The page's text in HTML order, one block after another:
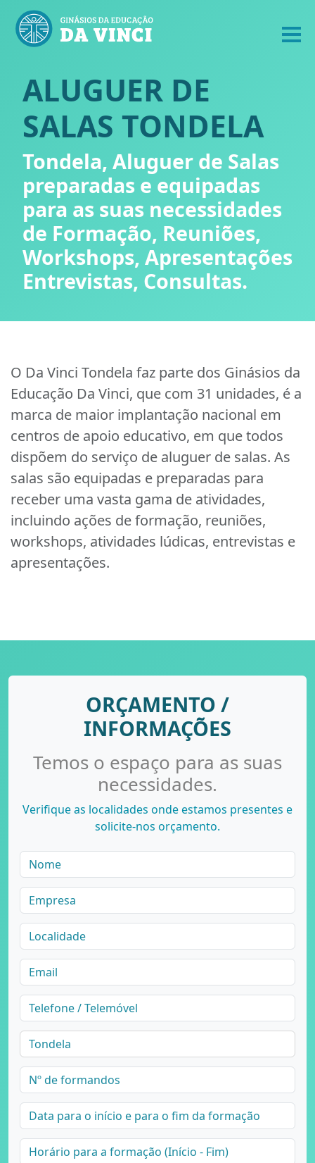
ALUGUER DE
SALAS TONDELA
Tondela, Aluguer de Salas
preparadas e equipadas
para as suas necessidades
de Formação, Reuniões,
Workshops, Apresentações
Entrevistas, Consultas.
O Da Vinci Tondela faz parte dos Ginásios da
Educação Da Vinci, que com 31 unidades, é a
marca de maior implantação nacional em
centros de apoio educativo, em que todos
dispõem do serviço de aluguer de salas. As
salas são equipadas e preparadas para
receber uma vasta gama de atividades,
incluindo ações de formação, reuniões,
workshops, atividades lúdicas, entrevistas e
apresentações.
ORÇAMENTO /
INFORMAÇÕES
Temos o espaço para as suas
necessidades.
Verifique as localidades onde estamos presentes e
solicite-nos orçamento.